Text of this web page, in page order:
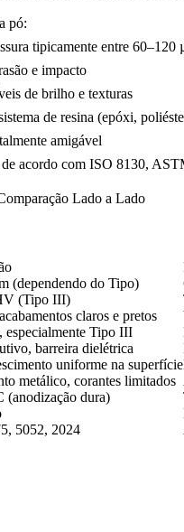
pó:
tipicamente entre 60–120
e impacto
de brilho e texturas
de resina (epóxi,
amigável
de acordo com ISO 8130,
Lado a Lado
(dependendo do Tipo)
(Tipo III)
claros e pretos
especialmente Tipo III
barreira dielétrica
uniforme na superfície
metálico, corantes limitados
(anodização dura)
5052, 2024